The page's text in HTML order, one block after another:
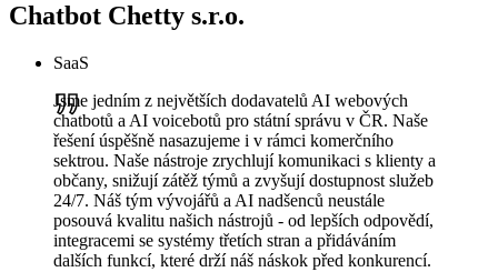
Chatbot Chetty s.r.o.
SaaS
Jsme jedním z největších dodavatelů AI webových
chatbotů a AI voicebotů pro státní správu v ČR. Naše
řešení úspěšně nasazujeme i v rámci komerčního
sektrou. Naše nástroje zrychlují komunikaci s klienty a
občany, snižují zátěž týmů a zvyšují dostupnost služeb
24/7. Náš tým vývojářů a AI nadšenců neustále
posouvá kvalitu našich nástrojů - od lepších odpovědí,
integracemi se systémy třetích stran a přidáváním
dalších funkcí, které drží náš náskok před konkurencí.